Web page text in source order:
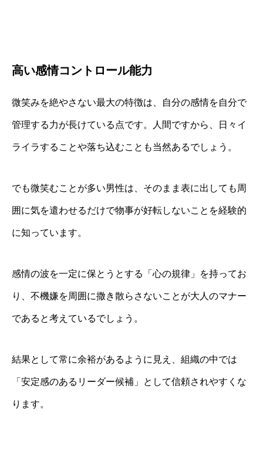
高い感情コントロール能力
微笑みを絶やさない最大の特徴は、自分の感情を自分で
管理する力が長けている点です。人間ですから、日々イ
ライラすることや落ち込むことも当然あるでしょう。
でも微笑むことが多い男性は、そのまま表に出しても周
囲に気を遣わせるだけで物事が好転しないことを経験的
に知っています。
感情の波を一定に保とうとする「心の規律」を持ってお
り、不機嫌を周囲に撒き散らさないことが大人のマナー
であると考えているでしょう。
結果として常に余裕があるように見え、組織の中では
「安定感のあるリーダー候補」として信頼されやすくな
ります。